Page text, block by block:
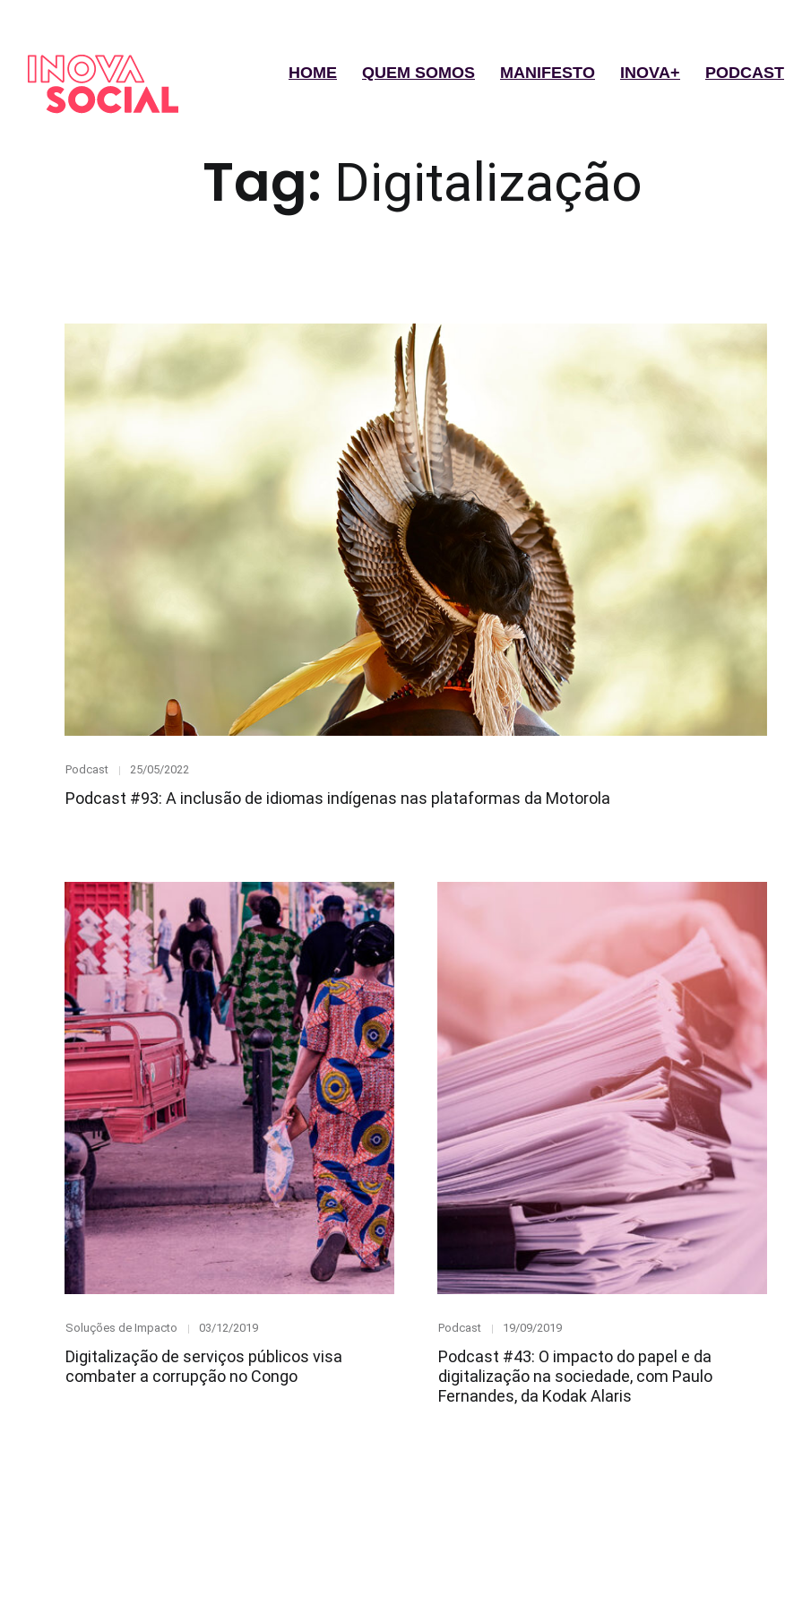
HOME QUEM SOMOS MANIFESTO INOVA+ PODCAST
Tag: Digitalização
Category
Podcast
Posted
25/05/2022
Podcast #93: A inclusão de idiomas indígenas nas plataformas da Motorola
Category
Soluções de Impacto
Posted
03/12/2019
Digitalização de serviços públicos visa
combater a corrupção no Congo
Category
Podcast
Posted
19/09/2019
Podcast #43: O impacto do papel e da
digitalização na sociedade, com Paulo
Fernandes, da Kodak Alaris